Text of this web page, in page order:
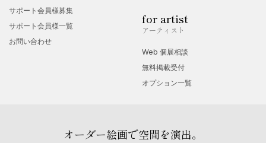
サポート会員様募集
サポート会員様一覧
お問い合わせ
for artist
アーティスト
Web 個展相談
無料掲載受付
オプション一覧
オーダー絵画で空間を演出。